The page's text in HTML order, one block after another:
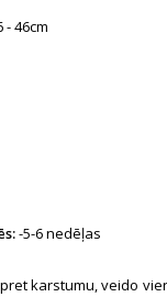
- 46cm
-5-6 nedēļas
karstumu, veido